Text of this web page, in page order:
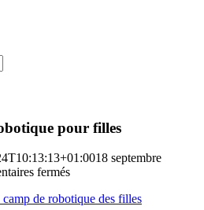
pour filles
18 septembre
ferméssur
premier